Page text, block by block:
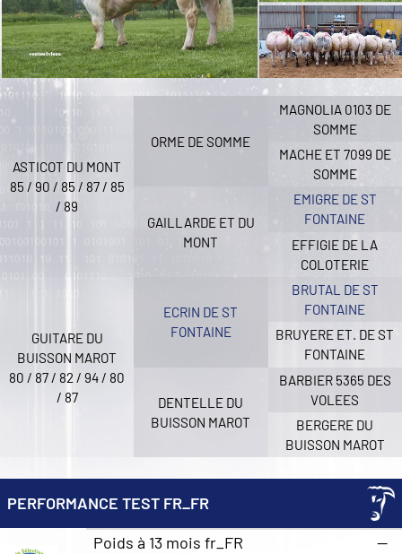
ASTICOT DU MONT
85 / 90 / 85 / 87 / 85
/ 89
ORME DE SOMME
GAILLARDE ET DU
MONT
MAGNOLIA 0103 DE
SOMME
MACHE ET 7099 DE
SOMME
EMIGRE DE ST
FONTAINE
EFFIGIE DE LA
COLOTERIE
GUITARE DU
BUISSON MAROT
80 / 87 / 82 / 94 / 80
/ 87
ECRIN DE ST
FONTAINE
DENTELLE DU
BUISSON MAROT
BRUTAL DE ST
FONTAINE
BRUYERE ET. DE ST
FONTAINE
BARBIER 5365 DES
VOLEES
BERGERE DU
BUISSON MAROT
PERFORMANCE TEST FR_FR
Poids à 13 mois fr_FR
—